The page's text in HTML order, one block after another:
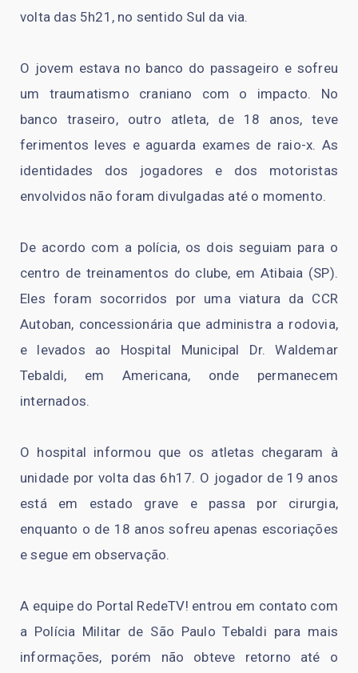
volta das 5h21, no sentido Sul da via.
O jovem estava no banco do passageiro e sofreu
um traumatismo craniano com o impacto. No
banco traseiro, outro atleta, de 18 anos, teve
ferimentos leves e aguarda exames de raio-x. As
identidades dos jogadores e dos motoristas
envolvidos não foram divulgadas até o momento.
De acordo com a polícia, os dois seguiam para o
centro de treinamentos do clube, em Atibaia (SP).
Eles foram socorridos por uma viatura da CCR
Autoban, concessionária que administra a rodovia,
e levados ao Hospital Municipal Dr. Waldemar
Tebaldi, em Americana, onde permanecem
internados.
O hospital informou que os atletas chegaram à
unidade por volta das 6h17. O jogador de 19 anos
está em estado grave e passa por cirurgia,
enquanto o de 18 anos sofreu apenas escoriações
e segue em observação.
A equipe do Portal RedeTV! entrou em contato com
a Polícia Militar de São Paulo Tebaldi para mais
informações, porém não obteve retorno até o